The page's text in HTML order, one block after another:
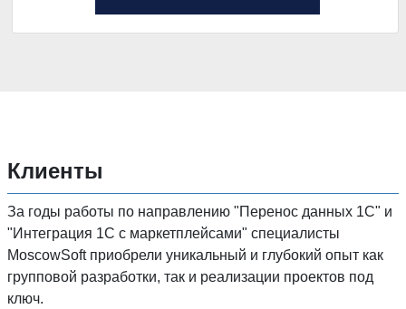
Клиенты
За годы работы по направлению "Перенос данных 1C" и
"Интеграция 1С с маркетплейсами" специалисты
MoscowSoft приобрели уникальный и глубокий опыт как
групповой разработки, так и реализации проектов под
ключ.